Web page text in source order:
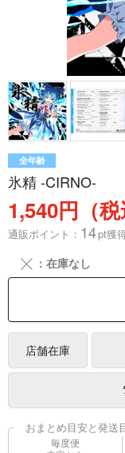
全年齢
氷精 -CIRNO-
1,540円（税
通販ポイント： 14pt獲
╳ ：在庫なし
店舗在庫
おまとめ目安と発送
毎度便